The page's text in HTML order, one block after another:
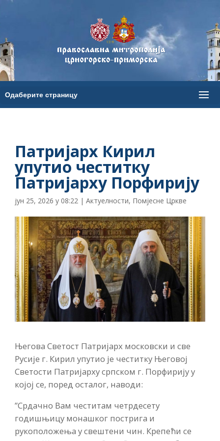
Патријарх Кирил
упутио честитку
Патријарху Порфирију
јун 25, 2026 у 08:22 | Актуелности, Помјесне Цркве
Његова Светост Патријарх московски и све
Русије г. Кирил упутио је честитку Његовој
Светости Патријарху српском г. Порфирију у
којој се, поред осталог, наводи:
”Срдачно Вам честитам четрдесету
годишњицу монашког пострига и
рукоположења у свештени чин. Крепећи се